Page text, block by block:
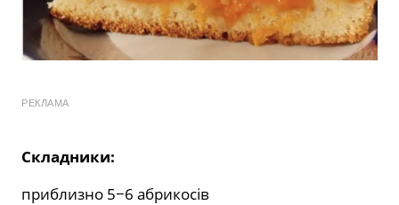
РЕКЛАМА
Складники:
приблизно 5−6 абрикосів